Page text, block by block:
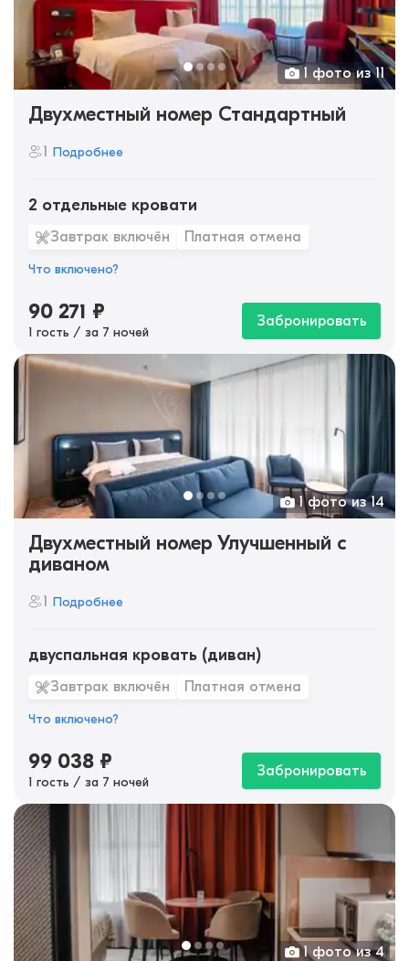
1 фото из 11
Двухместный номер Стандартный
1 Подробнее
2 отдельные кровати
Завтрак включён Платная отмена
Что включено?
90 271 ₽
1 гость / за 7 ночей
Забронировать
1 фото из 14
Двухместный номер Улучшенный с
диваном
1 Подробнее
двуспальная кровать (диван)
Завтрак включён Платная отмена
Что включено?
99 038 ₽
1 гость / за 7 ночей
Забронировать
1 фото из 4